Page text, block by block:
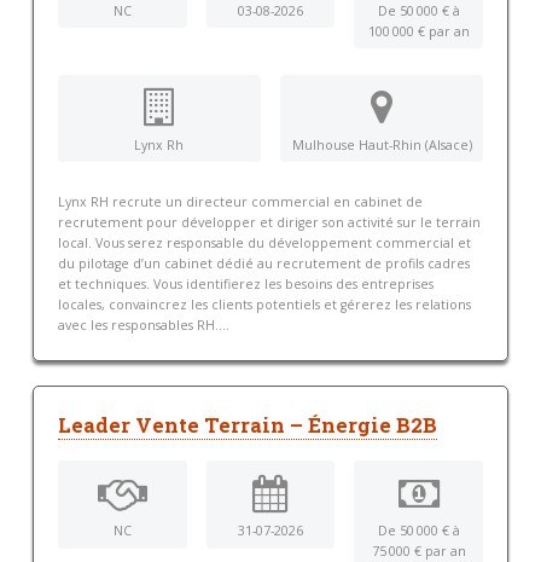
NC 03-08-2026
De 50 000 € à
100 000 € par an
Lynx Rh Mulhouse Haut-Rhin (Alsace)
Lynx RH recrute un directeur commercial en cabinet de
recrutement pour développer et diriger son activité sur le terrain
local. Vous serez responsable du développement commercial et
du pilotage d’un cabinet dédié au recrutement de profils cadres
et techniques. Vous identifierez les besoins des entreprises
locales, convaincrez les clients potentiels et gérerez les relations
avec les responsables RH....
Leader Vente Terrain – Énergie B2B
NC 31-07-2026
De 50 000 € à
75 000 € par an